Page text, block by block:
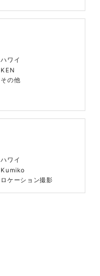
ハワイ
KEN
その他
ハワイ
Kumiko
ロケーション撮影